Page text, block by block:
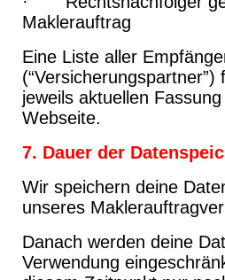
Maklerauftrag
Eine Liste aller
jeweils aktuellen
Webseite.
7. Dauer der
Wir speichern deine
unseres
Danach werden deine
Verwendung